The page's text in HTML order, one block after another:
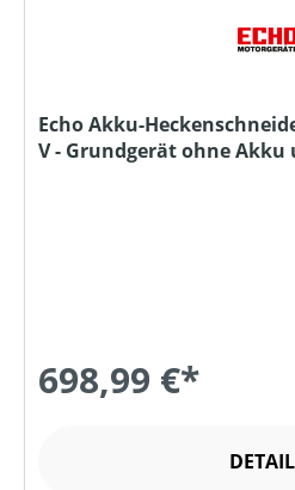
Echo Akku-
V - Grundgerät ohne Akku
698,99 €*